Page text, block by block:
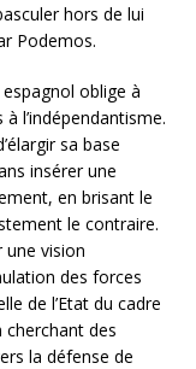
hors de lui
Podemos.
oblige à
l’indépendantisme.
sa base
insérer une
en brisant le
le contraire.
une vision
des forces
de l’Etat du cadre
cherchant des
la défense de